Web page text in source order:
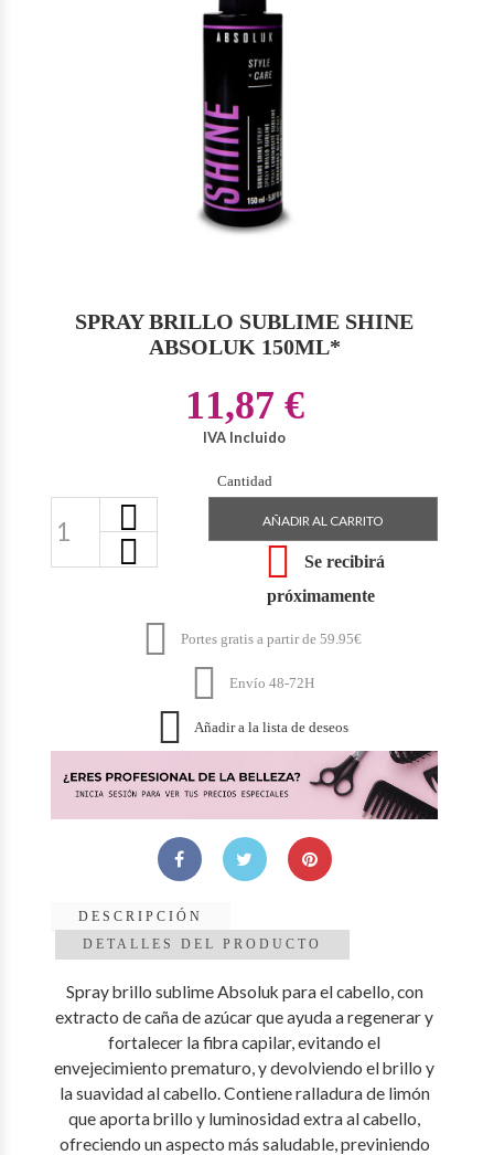
SPRAY BRILLO SUBLIME SHINE
ABSOLUK 150ML*
11,87 €
IVA Incluido
Cantidad
AÑADIR AL CARRITO

Se recibirá
próximamente
 Portes gratis a partir de 59.95€
 Envío 48-72H
 Añadir a la lista de deseos
DESCRIPCIÓN
DETALLES DEL PRODUCTO
Spray brillo sublime Absoluk para el cabello, con
extracto de caña de azúcar que ayuda a regenerar y
fortalecer la fibra capilar, evitando el
envejecimiento prematuro, y devolviendo el brillo y
la suavidad al cabello. Contiene ralladura de limón
que aporta brillo y luminosidad extra al cabello,
ofreciendo un aspecto más saludable, previniendo